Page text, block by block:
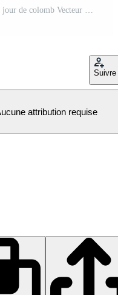
ancienne carte au trésor océan voyage jour de colomb Vecteur Pro
Suivre
attribution requise